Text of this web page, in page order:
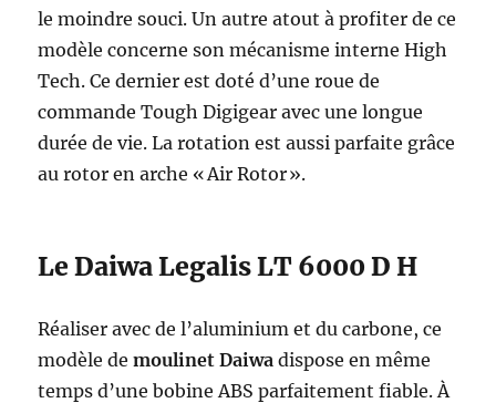
le moindre souci. Un autre atout à profiter de ce
modèle concerne son mécanisme interne High
Tech. Ce dernier est doté d’une roue de
commande Tough Digigear avec une longue
durée de vie. La rotation est aussi parfaite grâce
au rotor en arche « Air Rotor ».
Le Daiwa Legalis LT 6000 D H
Réaliser avec de l’aluminium et du carbone, ce
modèle demoulinet Daiwa dispose en même
temps d’une bobine ABS parfaitement fiable. À